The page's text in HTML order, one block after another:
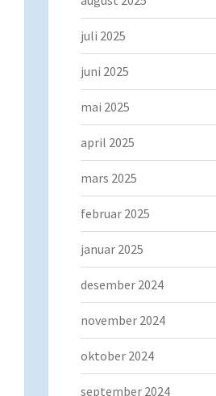
juli 2025
juni 2025
mai 2025
april 2025
mars 2025
februar 2025
januar 2025
desember 2024
november 2024
oktober 2024
september 2024